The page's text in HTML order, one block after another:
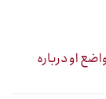
او درباره